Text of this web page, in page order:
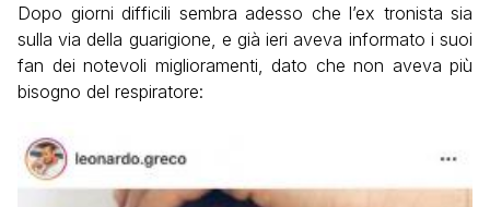
Dopo giorni difficili sembra adesso che l’ex tronista sia
sulla via della guarigione, e già ieri aveva informato i suoi
fan dei notevoli miglioramenti, dato che non aveva più
bisogno del respiratore: